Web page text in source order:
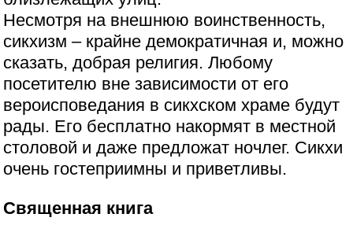
Несмотря на внешнюю воинственность,
сикхизм – крайне демократичная и, можно
сказать, добрая религия. Любому
посетителю вне зависимости от его
вероисповедания в сикхском храме будут
рады. Его бесплатно накормят в местной
столовой и даже предложат ночлег. Сикхи
очень гостеприимны и приветливы.
Священная книга